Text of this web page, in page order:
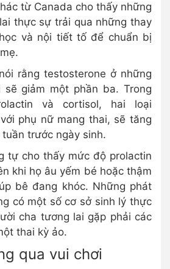
từ Canada cho thấy những
thực sự trải qua những thay
và nội tiết tố để chuẩn bị
rằng testosterone ở những
giảm một phần ba. Trong
và cortisol, hai loại
phụ nữ mang thai, sẽ tăng
trước ngày sinh.
tự cho thấy mức độ prolactin
khi họ âu yếm bé hoặc thậm
bê đang khóc. Những phát
có một số cơ sở sinh lý thực
cha tương lai gặp phải các
thai kỳ ảo.
qua vui chơi